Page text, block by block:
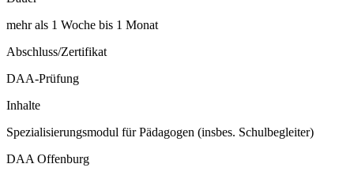
mehr als 1 Woche bis 1 Monat
Abschluss/Zertifikat
DAA-Prüfung
Inhalte
Spezialisierungsmodul für Pädagogen (insbes. Schulbegleiter)
DAA Offenburg